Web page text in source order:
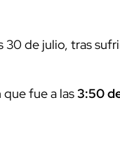
30 de julio, tras
fue a las3:50